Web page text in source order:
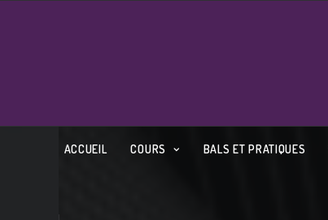
ACCUEIL COURS BALS ET PRATIQUES